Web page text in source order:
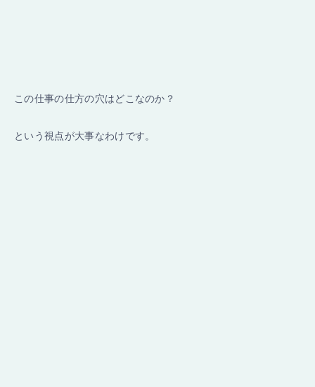
この仕事の仕方の穴はどこなのか？
という視点が大事なわけです。